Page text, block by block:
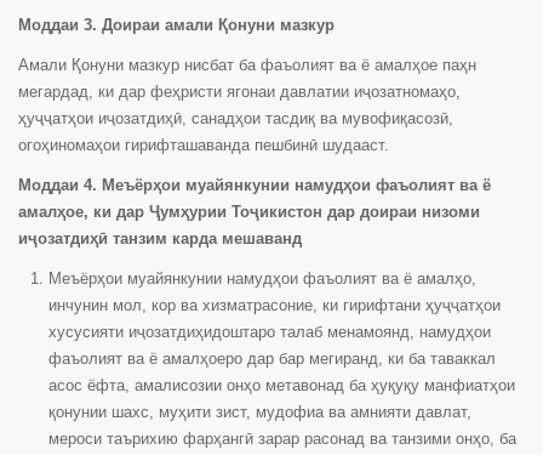
Моддаи 3. Доираи амали Қонуни мазкур
Амали Қонуни мазкур нисбат ба фаъолият ва ё амалҳое паҳн
мегардад, ки дар феҳристи ягонаи давлатии иҷозатномаҳо,
ҳуҷҷатҳои иҷозатдиҳӣ, санадҳои тасдиқ ва мувофиқасозӣ,
огоҳиномаҳои гирифташаванда пешбинӣ шудааст.
Моддаи 4. Меъёрҳои муайянкунии намудҳои фаъолият ва ё
амалҳое, ки дар Ҷумҳурии Тоҷикистон дар доираи низоми
иҷозатдиҳӣ танзим карда мешаванд
Меъёрҳои муайянкунии намудҳои фаъолият ва ё амалҳо,
инчунин мол, кор ва хизматрасоние, ки гирифтани ҳуҷҷатҳои
хусусияти иҷозатдиҳидоштаро талаб менамоянд, намудҳои
фаъолият ва ё амалҳоеро дар бар мегиранд, ки ба таваккал
асос ёфта, амалисозии онҳо метавонад ба ҳуқуқу манфиатҳои
қонунии шахс, муҳити зист, мудофиа ва амнияти давлат,
мероси таърихию фарҳангӣ зарар расонад ва танзими онҳо, ба